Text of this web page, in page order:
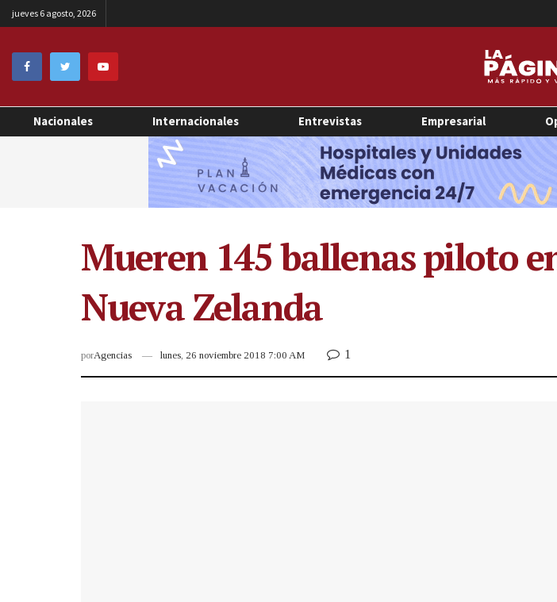
jueves 6 agosto, 2026
Nacionales Internacionales Entrevistas Empresarial
Mueren 145 ballenas piloto
Nueva Zelanda
porAgencias lunes, 26 noviembre 2018 7:00 AM 1